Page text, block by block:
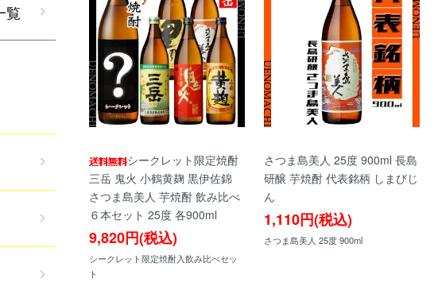
シークレット限定焼酎
三岳 鬼火 小鶴黄麹 黒伊佐錦
さつま島美人 芋焼酎 飲み比べ
６本セット 25度 各900ml
9,820円(税込)
シークレット限定焼酎入飲み比べセッ
ト
さつま島美人 25度 900ml 長島
研醸 芋焼酎 代表銘柄 しまびじ
ん
1,110円(税込)
さつま島美人 25度 900ml
覧